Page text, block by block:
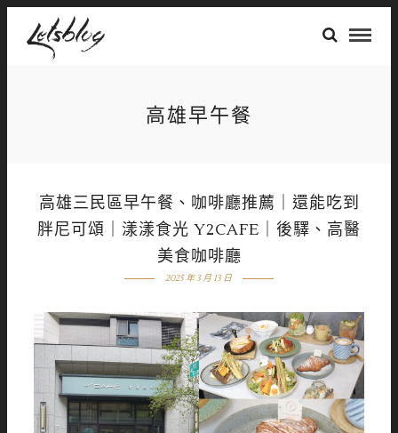
高雄早午餐
高雄三民區早午餐、咖啡廳推薦｜還能吃到
胖尼可頌｜漾漾食光 Y2CAFE｜後驛、高醫
美食咖啡廳
2025 年 3 月 13 日